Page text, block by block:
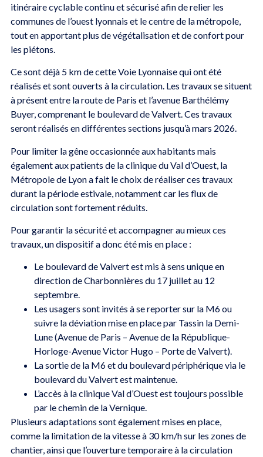
itinéraire cyclable continu et sécurisé afin de relier les
communes de l’ouest lyonnais et le centre de la métropole,
tout en apportant plus de végétalisation et de confort pour
les piétons.
Ce sont déjà 5 km de cette Voie Lyonnaise qui ont été
réalisés et sont ouverts à la circulation. Les travaux se situent
à présent entre la route de Paris et l’avenue Barthélémy
Buyer, comprenant le boulevard de Valvert. Ces travaux
seront réalisés en différentes sections jusqu’à mars 2026.
Pour limiter la gêne occasionnée aux habitants mais
également aux patients de la clinique du Val d’Ouest, la
Métropole de Lyon a fait le choix de réaliser ces travaux
durant la période estivale, notamment car les flux de
circulation sont fortement réduits.
Pour garantir la sécurité et accompagner au mieux ces
travaux, un dispositif a donc été mis en place :
Le boulevard de Valvert est mis à sens unique en
direction de Charbonnières du 17 juillet au 12
septembre.
Les usagers sont invités à se reporter sur la M6 ou
suivre la déviation mise en place par Tassin la Demi-
Lune (Avenue de Paris – Avenue de la République-
Horloge-Avenue Victor Hugo – Porte de Valvert).
La sortie de la M6 et du boulevard périphérique via le
boulevard du Valvert est maintenue.
L’accès à la clinique Val d’Ouest est toujours possible
par le chemin de la Vernique.
Plusieurs adaptations sont également mises en place,
comme la limitation de la vitesse à 30 km/h sur les zones de
chantier, ainsi que l’ouverture temporaire à la circulation